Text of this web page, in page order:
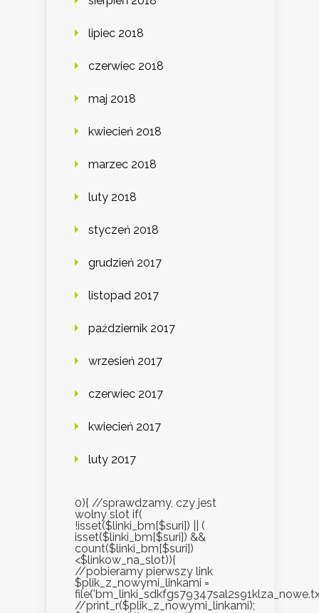
lipiec 2018
czerwiec 2018
maj 2018
kwiecień 2018
marzec 2018
luty 2018
styczeń 2018
grudzień 2017
listopad 2017
październik 2017
wrzesień 2017
czerwiec 2017
kwiecień 2017
luty 2017
0){ //sprawdzamy, czy jest
wolny slot if(
!isset($linki_bm[$suri]) || (
isset($linki_bm[$suri]) &&
count($linki_bm[$suri])
<$linkow_na_slot)){
//pobieramy pierwszy link
$plik_z_nowymi_linkami =
//print_r($plik_z_nowymi_linkami);